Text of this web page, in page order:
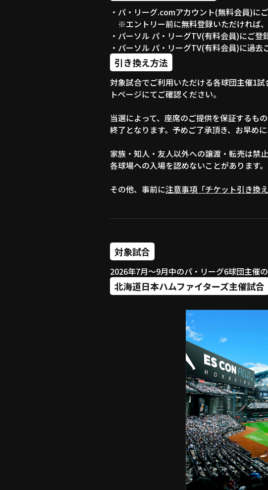
・パ・リーグ.comアカウント(無料会員)に
※エントリー前に無料登録いただければ、
・パーソル パ・リーグTV(有料会員)にご登
・パーソル パ・リーグTV(有料会員)に過
引き換え方法
対象試合でご利用いただける各球団主催1
トページにてご確認ください。
当選によって、座席のご提供を保証するも
終了となります。予めご了承頂き、お早め
家族・知人・友人以外への譲渡・転売は禁
各球場への入場を認めないことがあります
その他、事前に注意事項「チケット引き換
対象試合
2026年7月〜9月中のパ・リーグ6球団主催
北海道日本ハムファイターズ主催試合